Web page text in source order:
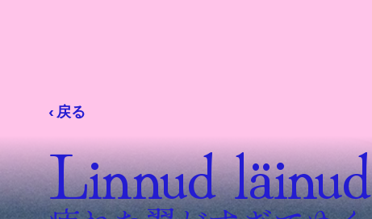
‹ 戻る
Linnud läinud